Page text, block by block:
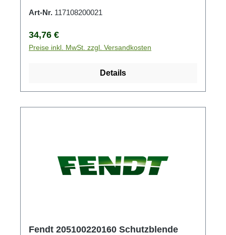
Art-Nr. 117108200021
Regulärer Preis:
34,76 €
Preise inkl. MwSt. zzgl. Versandkosten
Details
Fendt 205100220160 Schutzblende